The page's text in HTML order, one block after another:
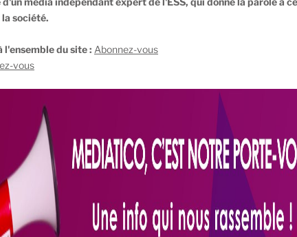
société.
l'ensemble du site : Abonnez-vous
vous